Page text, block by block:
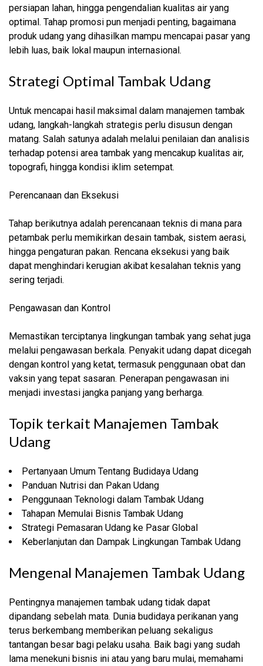
persiapan lahan, hingga pengendalian kualitas air yang
optimal. Tahap promosi pun menjadi penting, bagaimana
produk udang yang dihasilkan mampu mencapai pasar yang
lebih luas, baik lokal maupun internasional.
Strategi Optimal Tambak Udang
Untuk mencapai hasil maksimal dalam manajemen tambak
udang, langkah-langkah strategis perlu disusun dengan
matang. Salah satunya adalah melalui penilaian dan analisis
terhadap potensi area tambak yang mencakup kualitas air,
topografi, hingga kondisi iklim setempat.
Perencanaan dan Eksekusi
Tahap berikutnya adalah perencanaan teknis di mana para
petambak perlu memikirkan desain tambak, sistem aerasi,
hingga pengaturan pakan. Rencana eksekusi yang baik
dapat menghindari kerugian akibat kesalahan teknis yang
sering terjadi.
Pengawasan dan Kontrol
Memastikan terciptanya lingkungan tambak yang sehat juga
melalui pengawasan berkala. Penyakit udang dapat dicegah
dengan kontrol yang ketat, termasuk penggunaan obat dan
vaksin yang tepat sasaran. Penerapan pengawasan ini
menjadi investasi jangka panjang yang berharga.
Topik terkait Manajemen Tambak
Udang
Pertanyaan Umum Tentang Budidaya Udang
Panduan Nutrisi dan Pakan Udang
Penggunaan Teknologi dalam Tambak Udang
Tahapan Memulai Bisnis Tambak Udang
Strategi Pemasaran Udang ke Pasar Global
Keberlanjutan dan Dampak Lingkungan Tambak Udang
Mengenal Manajemen Tambak Udang
Pentingnya manajemen tambak udang tidak dapat
dipandang sebelah mata. Dunia budidaya perikanan yang
terus berkembang memberikan peluang sekaligus
tantangan besar bagi pelaku usaha. Baik bagi yang sudah
lama menekuni bisnis ini atau yang baru mulai, memahami